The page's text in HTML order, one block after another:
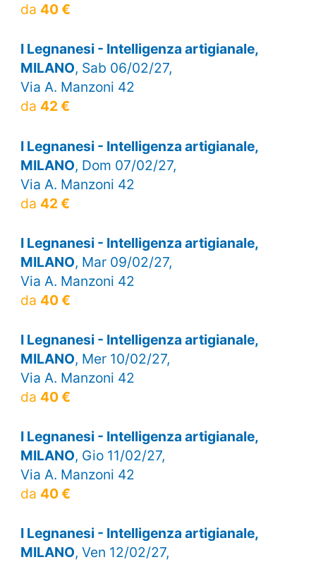
da 40 €
I Legnanesi - Intelligenza artigianale,
MILANO, Sab 06/02/27,
Via A. Manzoni 42
da 42 €
I Legnanesi - Intelligenza artigianale,
MILANO, Dom 07/02/27,
Via A. Manzoni 42
da 42 €
I Legnanesi - Intelligenza artigianale,
MILANO, Mar 09/02/27,
Via A. Manzoni 42
da 40 €
I Legnanesi - Intelligenza artigianale,
MILANO, Mer 10/02/27,
Via A. Manzoni 42
da 40 €
I Legnanesi - Intelligenza artigianale,
MILANO, Gio 11/02/27,
Via A. Manzoni 42
da 40 €
I Legnanesi - Intelligenza artigianale,
MILANO, Ven 12/02/27,